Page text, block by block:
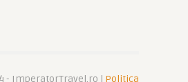
- ImperatorTravel.ro | Politica